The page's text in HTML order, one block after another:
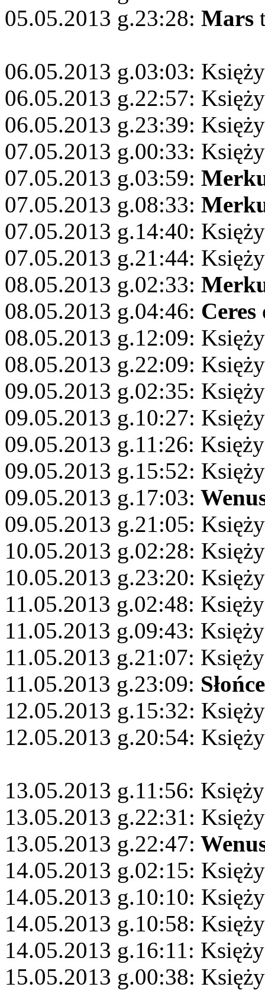
05.05.2013 g.23:28: Mars
06.05.2013 g.03:03:
06.05.2013 g.22:57:
06.05.2013 g.23:39:
07.05.2013 g.00:33:
07.05.2013 g.03:59:
07.05.2013 g.08:33:
07.05.2013 g.14:40:
07.05.2013 g.21:44:
08.05.2013 g.02:33:
08.05.2013 g.04:46: Ceres
08.05.2013 g.12:09:
08.05.2013 g.22:09:
09.05.2013 g.02:35:
09.05.2013 g.10:27:
09.05.2013 g.11:26:
09.05.2013 g.15:52:
09.05.2013 g.17:03:
09.05.2013 g.21:05:
10.05.2013 g.02:28:
10.05.2013 g.23:20:
11.05.2013 g.02:48:
11.05.2013 g.09:43:
11.05.2013 g.21:07:
11.05.2013 g.23:09: Słońce
12.05.2013 g.15:32:
12.05.2013 g.20:54:
13.05.2013 g.11:56:
13.05.2013 g.22:31:
13.05.2013 g.22:47:
14.05.2013 g.02:15:
14.05.2013 g.10:10:
14.05.2013 g.10:58:
14.05.2013 g.16:11:
15.05.2013 g.00:38: